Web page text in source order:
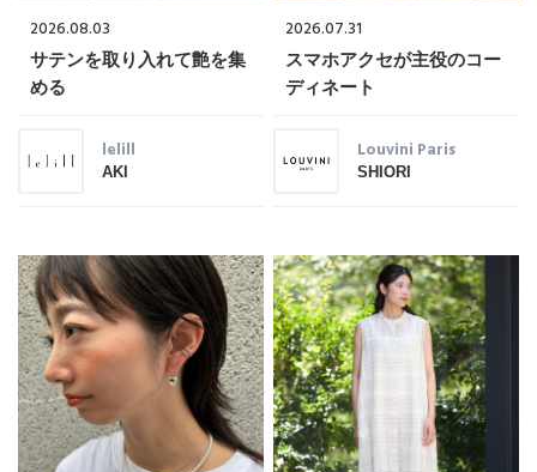
2026.08.03
サテンを取り入れて艶を集
める
lelill
AKI
2026.07.31
スマホアクセが主役のコー
ディネート
Louvini Paris
SHIORI